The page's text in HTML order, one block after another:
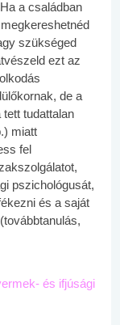
a családban
szükséged
ezt az
de a
tudattalan
miatt
fel
pszichológusát,
és a saját
és ifjúsági